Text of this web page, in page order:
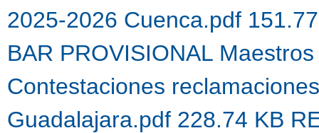
2025-2026 Cuenca.pdf
BAR PROVISIONAL
Contestaciones
Guadalajara.pdf 228.74 KB